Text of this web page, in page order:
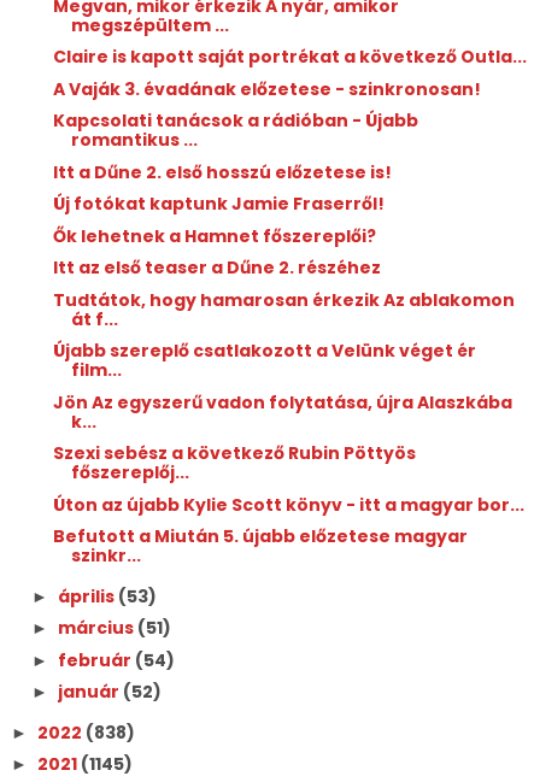
Megvan, mikor érkezik A nyár, amikor
megszépültem ...
Claire is kapott saját portrékat a következő Outla...
A Vaják 3. évadának előzetese - szinkronosan!
Kapcsolati tanácsok a rádióban - Újabb
romantikus ...
Itt a Dűne 2. első hosszú előzetese is!
Új fotókat kaptunk Jamie Fraserről!
Ők lehetnek a Hamnet főszereplői?
Itt az első teaser a Dűne 2. részéhez
Tudtátok, hogy hamarosan érkezik Az ablakomon
át f...
Újabb szereplő csatlakozott a Velünk véget ér
film...
Jön Az egyszerű vadon folytatása, újra Alaszkába
k...
Szexi sebész a következő Rubin Pöttyös
főszereplőj...
Úton az újabb Kylie Scott könyv - itt a magyar bor...
Befutott a Miután 5. újabb előzetese magyar
szinkr...
► április (53)
► március (51)
► február (54)
► január (52)
► 2022 (838)
► 2021 (1145)